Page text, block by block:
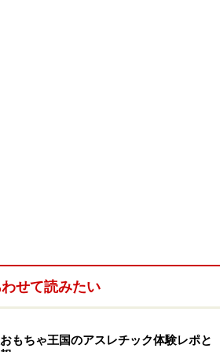
するに違いありません。この景
らも見られます。
斜地に広がる棚田は、江戸時代中
せて読みたい
もちゃ王国のアスレチック体験レポと